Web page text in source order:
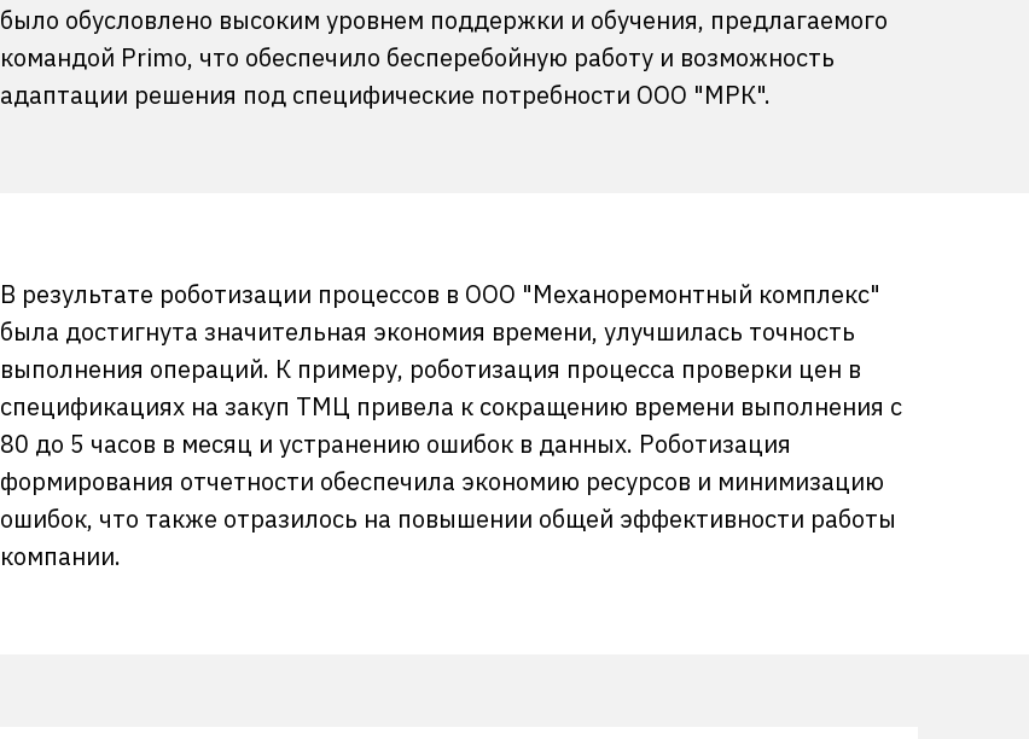
было обусловлено высоким уровнем поддержки и обучения, предлагаемого
командой Primo, что обеспечило бесперебойную работу и возможность
адаптации решения под специфические потребности ООО "МРК".
В результате роботизации процессов в ООО "Механоремонтный комплекс"
была достигнута значительная экономия времени, улучшилась точность
выполнения операций. К примеру, роботизация процесса проверки цен в
спецификациях на закуп ТМЦ привела к сокращению времени выполнения с
80 до 5 часов в месяц и устранению ошибок в данных. Роботизация
формирования отчетности обеспечила экономию ресурсов и минимизацию
ошибок, что также отразилось на повышении общей эффективности работы
компании.
Подробнее